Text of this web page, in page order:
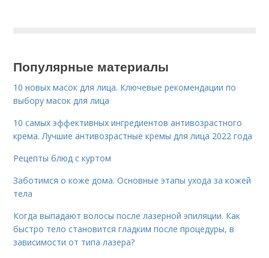
Популярные материалы
10 новых масок для лица. Ключевые рекомендации по
выбору масок для лица
10 самых эффективных ингредиентов антивозрастного
крема. Лучшие антивозрастные кремы для лица 2022 года
Рецепты блюд с куртом
Заботимся о коже дома. Основные этапы ухода за кожей
тела
Когда выпадают волосы после лазерной эпиляции. Как
быстро тело становится гладким после процедуры, в
зависимости от типа лазера?